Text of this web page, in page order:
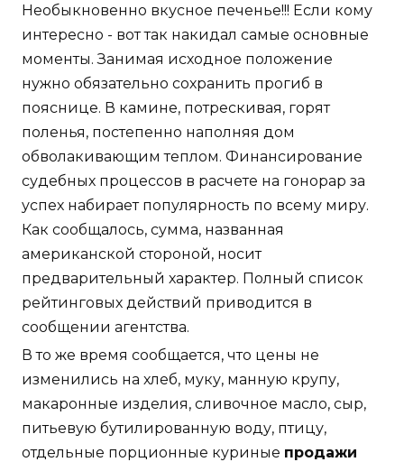
Необыкновенно вкусное печенье!!! Если кому
интересно - вот так накидал самые основные
моменты. Занимая исходное положение
нужно обязательно сохранить прогиб в
пояснице. В камине, потрескивая, горят
поленья, постепенно наполняя дом
обволакивающим теплом. Финансирование
судебных процессов в расчете на гонорар за
успех набирает популярность по всему миру.
Как сообщалось, сумма, названная
американской стороной, носит
предварительный характер. Полный список
рейтинговых действий приводится в
сообщении агентства.
В то же время сообщается, что цены не
изменились на хлеб, муку, манную крупу,
макаронные изделия, сливочное масло, сыр,
питьевую бутилированную воду, птицу,
отдельные порционные куриные продажи